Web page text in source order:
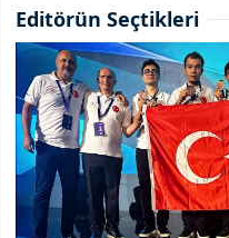
Editörün Seçtikleri